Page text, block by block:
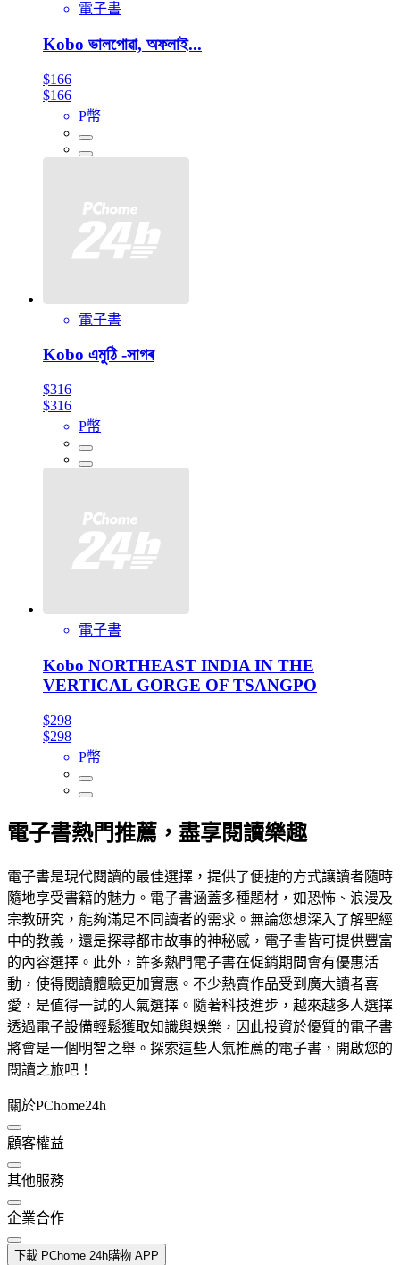
電子書
Kobo ভালপোৱা, অফলাই...
$166
$166
P幣
電子書
Kobo এমুঠি -সাগৰ
$316
$316
P幣
電子書
Kobo NORTHEAST INDIA IN THE
VERTICAL GORGE OF TSANGPO
$298
$298
P幣
電子書熱門推薦，盡享閱讀樂趣
電子書是現代閱讀的最佳選擇，提供了便捷的方式讓讀者隨時
隨地享受書籍的魅力。電子書涵蓋多種題材，如恐怖、浪漫及
宗教研究，能夠滿足不同讀者的需求。無論您想深入了解聖經
中的教義，還是探尋都市故事的神秘感，電子書皆可提供豐富
的內容選擇。此外，許多熱門電子書在促銷期間會有優惠活
動，使得閱讀體驗更加實惠。不少熱賣作品受到廣大讀者喜
愛，是值得一試的人氣選擇。隨著科技進步，越來越多人選擇
透過電子設備輕鬆獲取知識與娛樂，因此投資於優質的電子書
將會是一個明智之舉。探索這些人氣推薦的電子書，開啟您的
閱讀之旅吧！
關於PChome24h
顧客權益
其他服務
企業合作
下載 PChome 24h購物 APP